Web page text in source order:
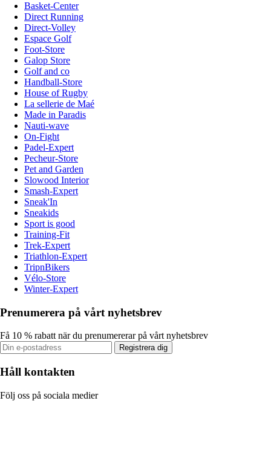
Basket-Center
Direct Running
Direct-Volley
Espace Golf
Foot-Store
Galop Store
Golf and co
Handball-Store
House of Rugby
La sellerie de Maé
Made in Paradis
Nauti-wave
On-Fight
Padel-Expert
Pecheur-Store
Pet and Garden
Slowood Interior
Smash-Expert
Sneak'In
Sneakids
Sport is good
Training-Fit
Trek-Expert
Triathlon-Expert
TripnBikers
Vélo-Store
Winter-Expert
Prenumerera på vårt nyhetsbrev
Få 10 % rabatt när du prenumererar på vårt nyhetsbrev
Registrera dig
Håll kontakten
Följ oss på sociala medier